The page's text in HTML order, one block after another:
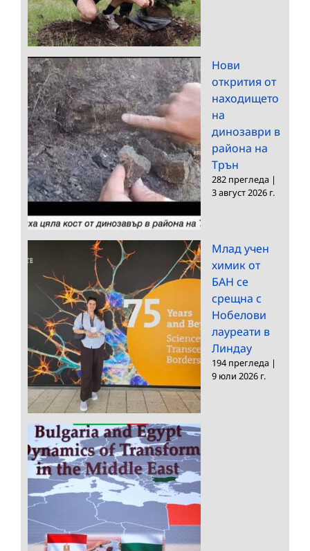
Нови
открития от
находището
на
динозаври в
района на
Трън
282 прегледа |
3 август 2026 г.
Млад учен
химик от
БАН се
срещна с
Нобелови
лауреати в
Линдау
194 прегледа |
9 юли 2026 г.